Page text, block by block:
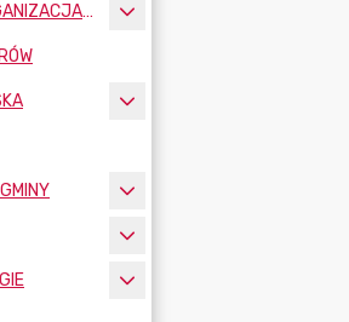
WSPÓŁPRACA Z ORGANIZACJAMI POZARZĄDOWYMI